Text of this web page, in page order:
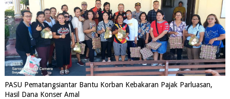
PASU Pematangsiantar Bantu Korban Kebakaran Pajak Parluasan,
Hasil Dana Konser Amal